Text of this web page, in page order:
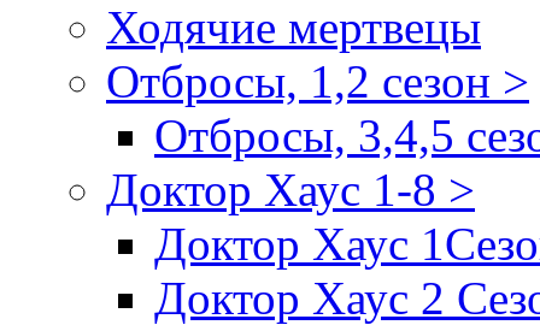
Ходячие мертвецы
Отбросы, 1,2 сезон >
Отбросы, 3,4,5
Доктор Хаус 1-8 >
Доктор Хаус
Доктор Хаус 2